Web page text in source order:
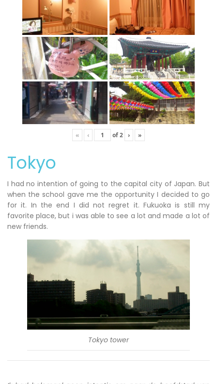
« ‹ of2 › »
Tokyo
I had no intention of going to the capital city of Japan. But
when the school gave me the opportunity I decided to go
for it. In the end I did not regret it. Fukuoka is still my
favorite place, but i was able to see a lot and made a lot of
new friends.
Tokyo tower